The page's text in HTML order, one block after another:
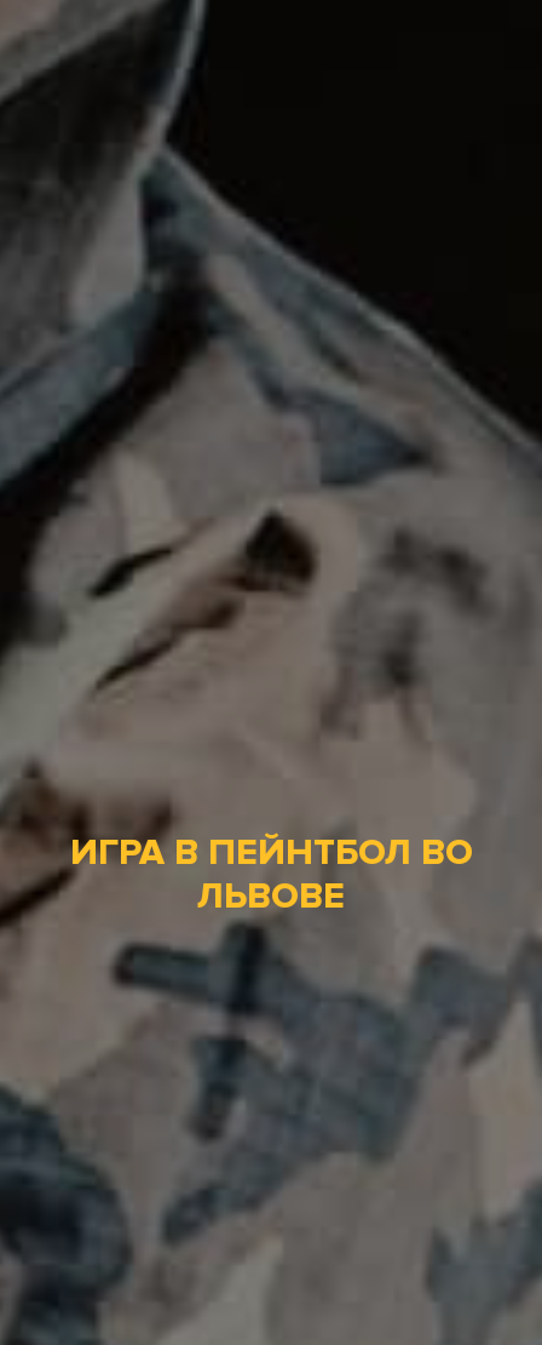
ИГРА В ПЕЙНТБОЛ ВО
ЛЬВОВЕ